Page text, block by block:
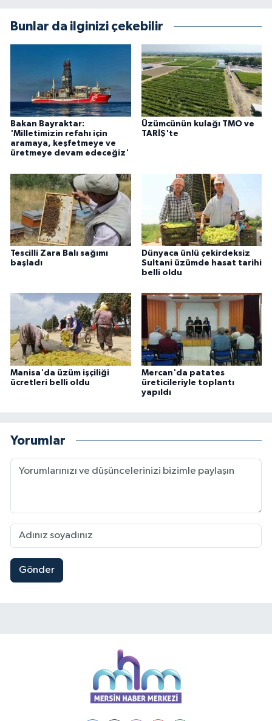
Bunlar da ilginizi çekebilir
Bakan Bayraktar:
'Milletimizin refahı için
aramaya, keşfetmeye ve
üretmeye devam edeceğiz'
Üzümcünün kulağı TMO ve
TARİŞ'te
Tescilli Zara Balı sağımı
başladı
Dünyaca ünlü çekirdeksiz
Sultani üzümde hasat tarihi
belli oldu
Manisa'da üzüm işçiliği
ücretleri belli oldu
Mercan'da patates
üreticileriyle toplantı
yapıldı
Yorumlar
Gönder